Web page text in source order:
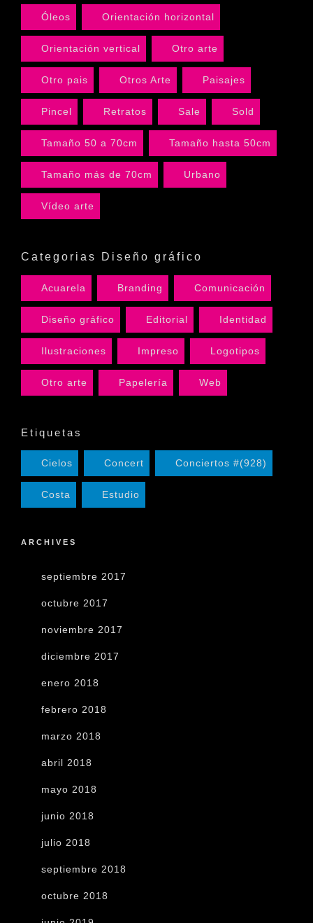
Óleos Orientación horizontal
Orientación vertical Otro arte
Otro pais Otros Arte Paisajes
Pincel Retratos Sale Sold
Tamaño 50 a 70cm Tamaño hasta 50cm
Tamaño más de 70cm Urbano
Vídeo arte
Categorias Diseño gráfico
Acuarela Branding Comunicación
Diseño gráfico Editorial Identidad
Ilustraciones Impreso Logotipos
Otro arte Papelería Web
Etiquetas
Cielos Concert Conciertos #(928)
Costa Estudio
ARCHIVES
septiembre 2017
octubre 2017
noviembre 2017
diciembre 2017
enero 2018
febrero 2018
marzo 2018
abril 2018
mayo 2018
junio 2018
julio 2018
septiembre 2018
octubre 2018